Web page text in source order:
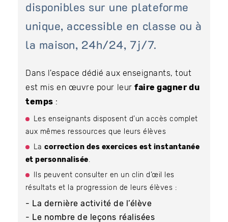
disponibles sur une plateforme
unique, accessible en classe ou à
la maison, 24h/24, 7j/7.
Dans l'espace dédié aux enseignants, tout
est mis en œuvre pour leurfaire gagner du
temps :
Les enseignants disposent d’un accès complet
aux mêmes ressources que leurs élèves
Lacorrection des exercices est instantanée
et personnalisée
Ils peuvent consulter en un clin d’œil les
résultats et la progression de leurs élèves :
- La dernière activité de l’élève
- Le nombre de leçons réalisées